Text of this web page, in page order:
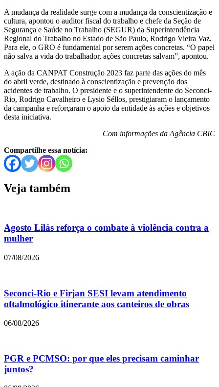
A mudança da realidade surge com a mudança da conscientização e
cultura, apontou o auditor fiscal do trabalho e chefe da Seção de
Segurança e Saúde no Trabalho (SEGUR) da Superintendência
Regional do Trabalho no Estado de São Paulo, Rodrigo Vieira Vaz.
Para ele, o GRO é fundamental por serem ações concretas. “O papel
não salva a vida do trabalhador, ações concretas salvam”, apontou.
A ação da CANPAT Construção 2023 faz parte das ações do mês
do abril verde, destinado à conscientização e prevenção dos
acidentes de trabalho. O presidente e o superintendente do Seconci-
Rio, Rodrigo Cavalheiro e Lysio Séllos, prestigiaram o lançamento
da campanha e reforçaram o apoio da entidade às ações e objetivos
desta iniciativa.
Com informações da Agência CBIC
Compartilhe essa notícia:
Veja também
Agosto Lilás reforça o combate à violência contra a
mulher
07/08/2026
Seconci-Rio e Firjan SESI levam atendimento
oftalmológico itinerante aos canteiros de obras
06/08/2026
PGR e PCMSO: por que eles precisam caminhar
juntos?